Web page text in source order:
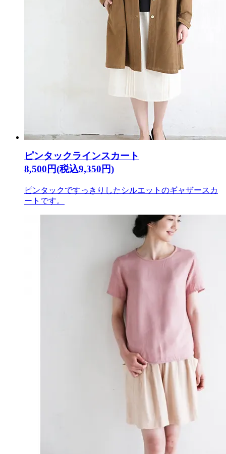
ピンタックラインスカート
8,500円(税込9,350円)
ピンタックですっきりしたシルエットのギャザースカ
ートです。